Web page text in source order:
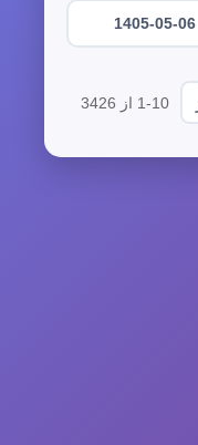
1405-05-06
1-10 از 3426